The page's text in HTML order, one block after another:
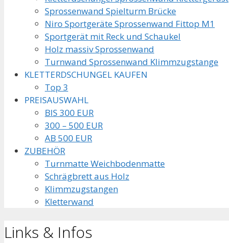
Sprossenwand Spielturm Brücke
Niro Sportgeräte Sprossenwand Fittop M1
Sportgerät mit Reck und Schaukel
Holz massiv Sprossenwand
Turnwand Sprossenwand Klimmzugstange
KLETTERDSCHUNGEL KAUFEN
Top 3
PREISAUSWAHL
BIS 300 EUR
300 – 500 EUR
AB 500 EUR
ZUBEHÖR
Turnmatte Weichbodenmatte
Schrägbrett aus Holz
Klimmzugstangen
Kletterwand
Links & Infos